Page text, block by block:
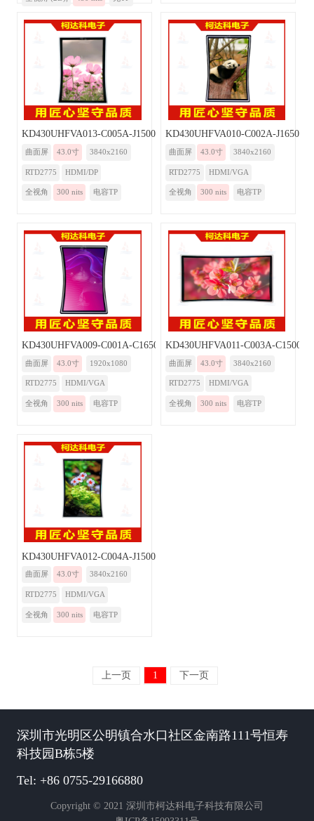
KD430UHFVA013-C005A-J1500-Monitor
曲面屏 43.0寸 3840x2160
RTD2775 HDMI/DP
全视角 300 nits 电容TP
KD430UHFVA010-C002A-J1650-
曲面屏 43.0寸 3840x2160
RTD2775 HDMI/VGA
全视角 300 nits 电容TP
KD430UHFVA009-C001A-C1650-Monitor
曲面屏 43.0寸 1920x1080
RTD2775 HDMI/VGA
全视角 300 nits 电容TP
KD430UHFVA011-C003A-C1500-
曲面屏 43.0寸 3840x2160
RTD2775 HDMI/VGA
全视角 300 nits 电容TP
KD430UHFVA012-C004A-J1500-Monitor
曲面屏 43.0寸 3840x2160
RTD2775 HDMI/VGA
全视角 300 nits 电容TP
上一页 1 下一页
深圳市光明区公明镇合水口社区金南路111号恒寿
科技园B栋5楼
Tel: +86 0755-29166880
Copyright © 2021 深圳市柯达科电子科技有限公司